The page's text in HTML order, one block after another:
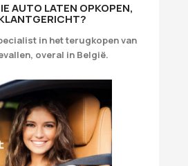
AUTO LATEN OPKOPEN,
in het terugkopen van
overal in België.